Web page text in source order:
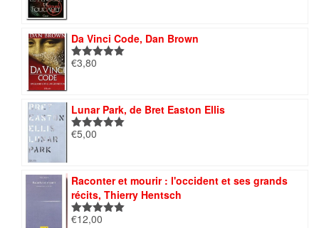
Da Vinci Code, Dan Brown
Note5.00
€3,80
Lunar Park, de Bret Easton Ellis
Note5.00
€5,00
Raconter et mourir : l'occident et ses grands
récits, Thierry Hentsch
Note5.00
€12,00